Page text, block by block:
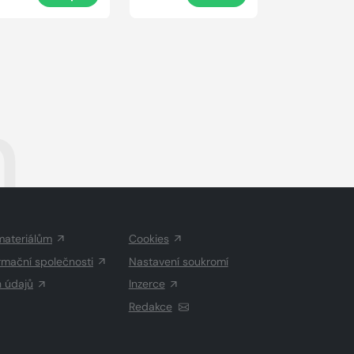
společnosti
údajů
Cookies
Nastavení soukromí
Inzerce
Redakce